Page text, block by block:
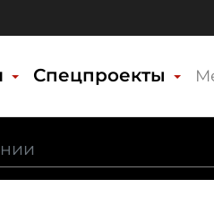
Спецпроекты